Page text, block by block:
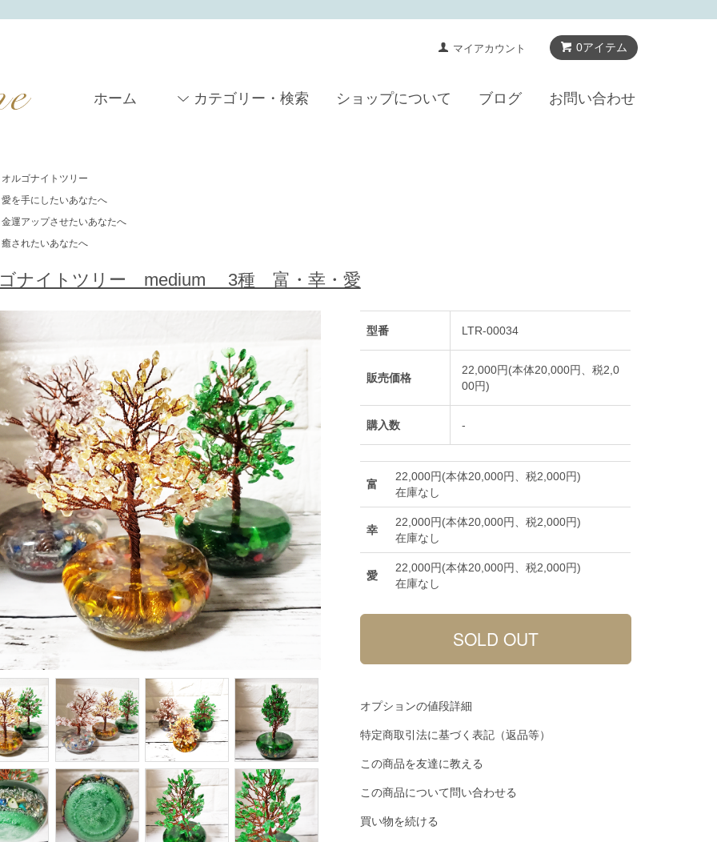
0アイテム
マイアカウント
ホーム カテゴリー・検索 ショップについて ブログ お問い合わせ
オルゴナイトツリー
愛を手にしたいあなたへ
金運アップさせたいあなたへ
癒されたいあなたへ
ナイトツリー medium 3種 富・幸・愛
型番 LTR-00034
販売価格
22,000円(本体20,000円、税2,0
00円)
購入数 -
富
22,000円(本体20,000円、税2,000円)
在庫なし
幸
22,000円(本体20,000円、税2,000円)
在庫なし
愛
22,000円(本体20,000円、税2,000円)
在庫なし
オプションの値段詳細
特定商取引法に基づく表記（返品等）
この商品を友達に教える
この商品について問い合わせる
買い物を続ける